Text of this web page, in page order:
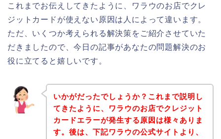
これまでお伝えしてきたように、ワラウのお店でクレ
ジットカードが使えない原因は人によって違います。
ただ、いくつか考えられる解決策をご紹介させていた
だきましたので、今日の記事があなたの問題解決のお
役に立てると嬉しいです。
いかがだったでしょうか？これまで説明し
てきたように、ワラウのお店でクレジット
カードエラーが発生する原因は様々ありま
す。後は、下記ワラウの公式サイトより、